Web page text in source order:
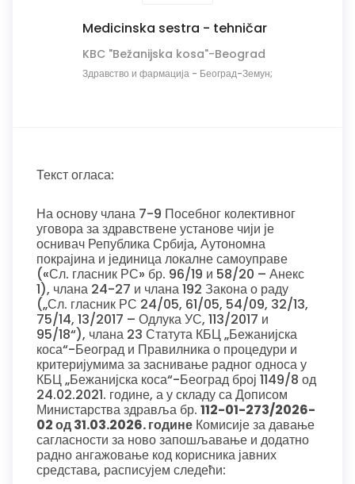
Medicinska sestra - tehničar
KBC "Bežanijska kosa"-Beograd
Здравство и фармација - Београд-Земун;
Текст огласа:
На основу члана 7-9 Посебног колективног
уговора за здравствене установе чији је
оснивач Република Србија, Аутономна
покрајина и јединица локалне самоуправе
(«Сл. гласник РС» бр. 96/19 и 58/20 – Анекс
1), члана 24-27 и члана 192 Закона о раду
(„Сл. гласник РС 24/05, 61/05, 54/09, 32/13,
75/14, 13/2017 – Одлука УС, 113/2017 и
95/18“), члана 23 Статута КБЦ „Бежанијска
коса“-Београд и Правилника о процедури и
критеријумима за заснивање радног односа у
КБЦ „Бежанијска коса“-Београд број 1149/8 од
24.02.2021. године, а у складу са Дописом
Министарства здравља бр. 112-01-273/2026-
02 од 31.03.2026. године Комисије за давање
сагласности за ново запошљавање и додатно
радно ангажовање код корисника јавних
средстава, расписујем следећи: